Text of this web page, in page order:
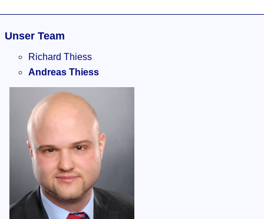
Über uns
Kontakt
Unser Team
Richard Thiess
Andreas Thiess